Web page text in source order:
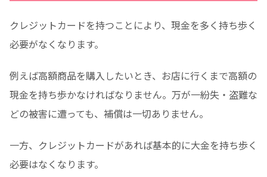
クレジットカードを持つことにより、現金を多く持ち歩く
必要がなくなります。
例えば高額商品を購入したいとき、お店に行くまで高額の
現金を持ち歩かなければなりません。万が一紛失・盗難な
どの被害に遭っても、補償は一切ありません。
一方、クレジットカードがあれば基本的に大金を持ち歩く
必要はなくなります。